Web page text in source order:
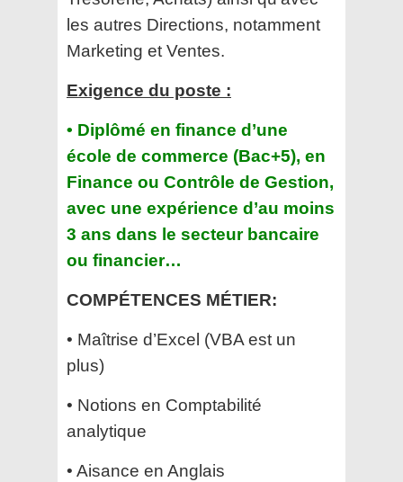
les autres Directions, notamment
Marketing et Ventes.
Exigence du poste :
• Diplômé en finance d’une
école de commerce (Bac+5), en
Finance ou Contrôle de Gestion,
avec une expérience d’au moins
3 ans dans le secteur bancaire
ou financier…
COMPÉTENCES MÉTIER:
• Maîtrise d’Excel (VBA est un
plus)
• Notions en Comptabilité
analytique
• Aisance en Anglais